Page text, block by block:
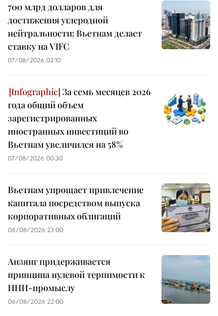
700 млрд долларов для
достижения углеродной
нейтральности: Вьетнам делает
ставку на VIFC
07/08/2026 03:10
За семь месяцев 2026
года общий объем
зарегистрированных
иностранных инвестиций во
Вьетнам увеличился на 58%
07/08/2026 00:30
Вьетнам упрощает привлечение
капитала посредством выпуска
корпоративных облигаций
06/08/2026 23:00
Анзянг придерживается
принципа нулевой терпимости к
ННН-промыслу
06/08/2026 22:00